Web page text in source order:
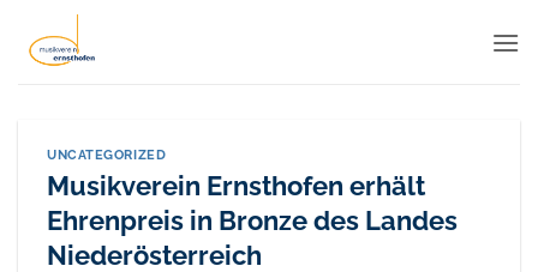
Inhalt
springen
UNCATEGORIZED
Musikverein Ernsthofen erhält
Ehrenpreis in Bronze des Landes
Niederösterreich